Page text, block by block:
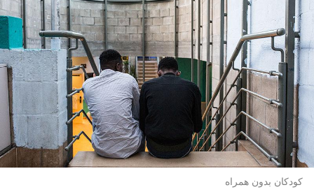
کودکان بدون همراه